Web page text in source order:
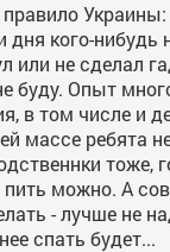
правило
дня кого-нибудь
или не сделал
буду. Опыт
в том числе и
массе ребята
тоже,
пить можно. А
- лучше не
спать будет...